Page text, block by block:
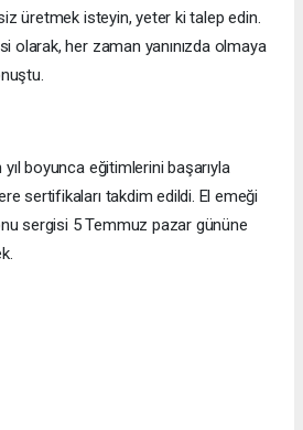
üretmek isteyin, yeter ki talep edin.
olarak, her zaman yanınızda olmaya
yıl boyunca eğitimlerini başarıyla
sertifikaları takdim edildi. El emeği
sergisi 5 Temmuz pazar gününe